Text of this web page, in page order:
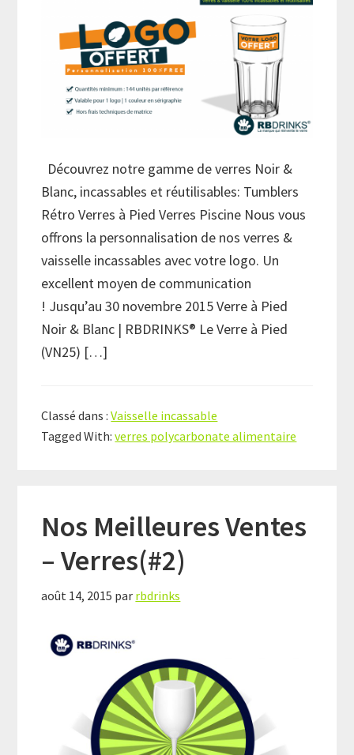
Découvrez notre gamme de verres Noir &
Blanc, incassables et réutilisables: Tumblers
Rétro Verres à Pied Verres Piscine​​ Nous vous
offrons la personnalisation de nos verres &
vaisselle incassables avec votre logo. Un
excellent moyen de communication
! Jusqu’au 30 novembre 2015 Verre à Pied
Noir & Blanc | RBDRINKS® Le Verre à Pied
(VN25) […]
Classé dans :Vaisselle incassable
Tagged With:verres polycarbonate alimentaire
Nos Meilleures Ventes
– Verres(#2)
août 14, 2015 par rbdrinks